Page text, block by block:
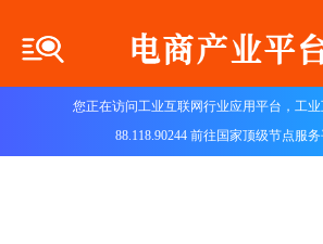
您正在访问工业互联网行业应用平台，工
88.118.90244 前往国家顶级节点服